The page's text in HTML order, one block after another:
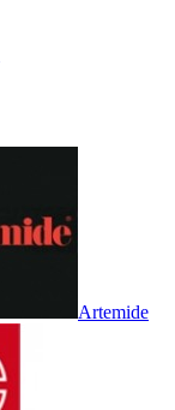
Artemide